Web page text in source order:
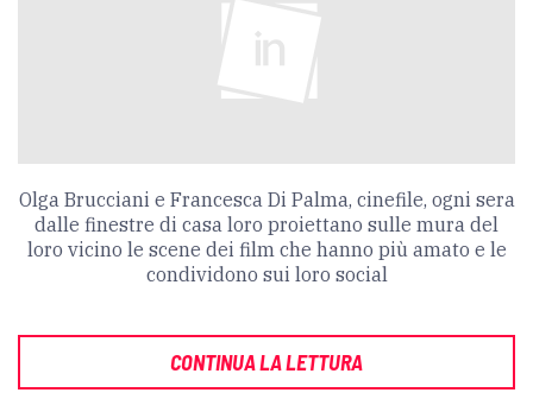
Olga Brucciani e Francesca Di Palma, cinefile, ogni sera
dalle finestre di casa loro proiettano sulle mura del
loro vicino le scene dei film che hanno più amato e le
condividono sui loro social
CONTINUA LA LETTURA